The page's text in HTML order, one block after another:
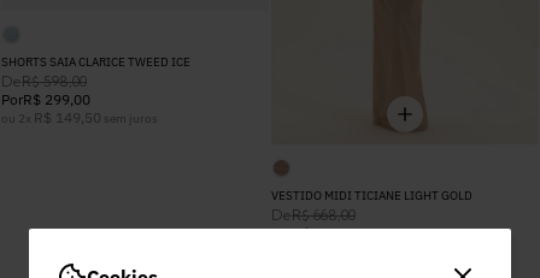
SHORTS SAIA CLARICE TWEED ICE
DeR$ 598,00
PorR$ 299,00
ou 2 x R$ 149, 50 sem juros
VESTIDO MIDI TICIANE LIGHT GOLD
DeR$ 668,00
PorR$ 267,20